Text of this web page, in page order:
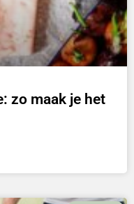
zo maak je het